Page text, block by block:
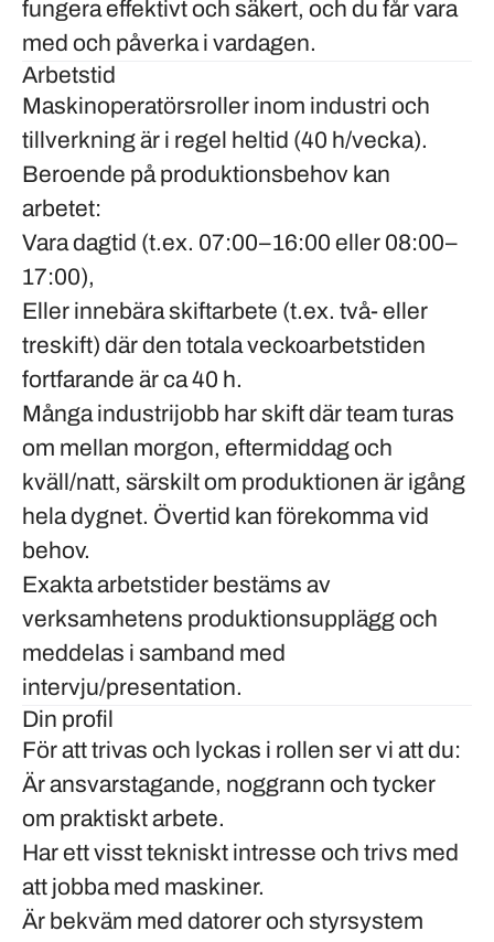
fungera effektivt och säkert, och du får vara
med och påverka i vardagen.
Arbetstid
Maskinoperatörsroller inom industri och
tillverkning är i regel heltid (40 h/vecka).
Beroende på produktionsbehov kan
arbetet:
Varadagtid (t.ex. 07:00–16:00 eller 08:00–
17:00),
Eller innebäraskiftarbete (t.ex. två- eller
treskift) där den totala veckoarbetstiden
fortfarande är ca 40 h.
Många industrijobb har skift där team turas
om mellan morgon, eftermiddag och
kväll/natt, särskilt om produktionen är igång
hela dygnet. Övertid kan förekomma vid
behov.
Exakta arbetstider bestäms av
verksamhetens produktionsupplägg och
meddelas i samband med
intervju/presentation.
Din profil
För att trivas och lyckas i rollen ser vi att du:
Är ansvarstagande, noggrann och tycker
om praktiskt arbete.
Har ett vissttekniskt intresse och trivs med
att jobba med maskiner.
Är bekväm med datorer och styrsystem